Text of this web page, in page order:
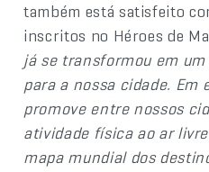
também está satisfeito
inscritos no Héroes de
já se transformou em
para a nossa cidade. Em
promove entre nossos
atividade física ao ar
mapa mundial dos